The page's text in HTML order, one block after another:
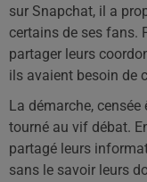
sur Snapchat, il a
certains de ses fans.
partager leurs
ils avaient besoin de
La démarche,
tourné au vif débat.
partagé leurs
sans le savoir leurs